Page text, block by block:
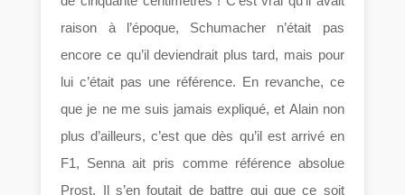
raison à l’époque, Schumacher n’était pas
encore ce qu’il deviendrait plus tard, mais pour
lui c’était pas une référence. En revanche, ce
que je ne me suis jamais expliqué, et Alain non
plus d’ailleurs, c’est que dès qu’il est arrivé en
F1, Senna ait pris comme référence absolue
Prost. Il s’en foutait de battre qui que ce soit